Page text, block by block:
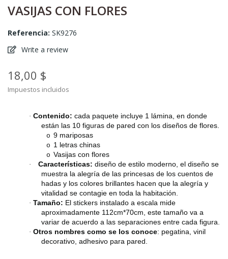
VASIJAS CON FLORES
Referencia: SK9276
Write a review
18,00 $
Impuestos incluidos
· Contenido: cada paquete incluye 1 lámina, en donde
están las 10 figuras de pared con los diseños de flores.
o 9 mariposas
o 1 letras chinas
o Vasijas con flores
· Características: diseño de estilo moderno, el diseño se
muestra la alegría de las princesas de los cuentos de
hadas y los colores brillantes hacen que la alegría y
vitalidad se contagie en toda la habitación.
· Tamaño: El stickers instalado a escala mide
aproximadamente 112cm*70cm, este tamaño va a
variar de acuerdo a las separaciones entre cada figura.
· Otros nombres como se los conoce: pegatina, vinil
decorativo, adhesivo para pared.